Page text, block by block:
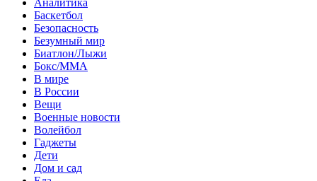
Баскетбол
Безопасность
Безумный мир
Биатлон/Лыжи
Бокс/MMA
В мире
В России
Вещи
Военные новости
Волейбол
Гаджеты
Дети
Дом и сад